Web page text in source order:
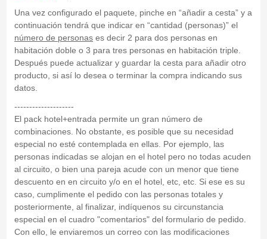
Una vez configurado el paquete, pinche en “añadir a cesta” y a
continuación tendrá que indicar en “cantidad (personas)” el
número de personases decir 2 para dos personas en
habitación doble o 3 para tres personas en habitación triple.
Después puede actualizar y guardar la cesta para añadir otro
producto, si así lo desea o terminar la compra indicando sus
datos.
--------------------
El pack hotel+entrada permite un gran número de
combinaciones. No obstante, es posible que su necesidad
especial no esté contemplada en ellas. Por ejemplo, las
personas indicadas se alojan en el hotel pero no todas acuden
al circuito, o bien una pareja acude con un menor que tiene
descuento en en circuito y/o en el hotel, etc, etc. Si ese es su
caso, cumplimente el pedido con las personas totales y
posteriormente, al finalizar, indíquenos su circunstancia
especial en el cuadro "comentarios" del formulario de pedido.
Con ello, le enviaremos un correo con las modificaciones